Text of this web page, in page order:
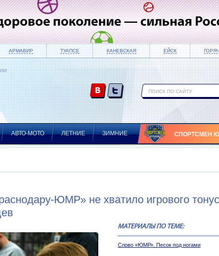
АРМАВИР ТУАПСЕ КАНЕВСКАЯ ЕЙСК
АВТО-МОТО ЛЕТНИЕ ЗИМНИЕ СПОРТСМЕН
ЮМР» не хватило игрового
МАТЕРИАЛЫ ПО ТЕМЕ:
Слово «ЮМР». Песок под ногами